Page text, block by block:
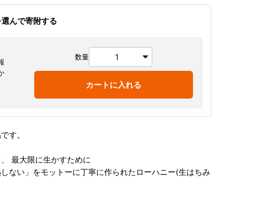
んで寄附する
数量
カートに入れる
す。
最大限に生かすために
ない」をモットーに丁寧に作られたローハニー(生はちみ